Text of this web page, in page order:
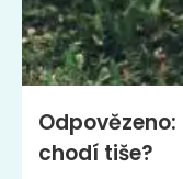
chodí tiše?